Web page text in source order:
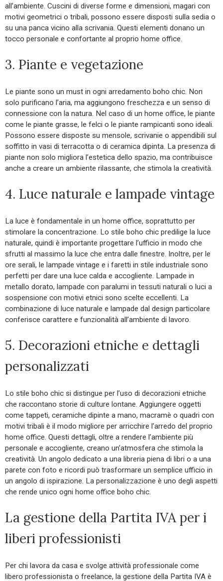
all’ambiente. Cuscini di diverse forme e dimensioni, magari con
motivi geometrici o tribali, possono essere disposti sulla sedia o
su una panca vicino alla scrivania. Questi elementi donano un
tocco personale e confortante al proprio home office.
3. Piante e vegetazione
Le piante sono un must in ogni arredamento boho chic. Non
solo purificano l’aria, ma aggiungono freschezza e un senso di
connessione con la natura. Nel caso di un home office, le piante
come le piante grasse, le felci o le piante rampicanti sono ideali.
Possono essere disposte su mensole, scrivanie o appendibili sul
soffitto in vasi di terracotta o di ceramica dipinta. La presenza di
piante non solo migliora l’estetica dello spazio, ma contribuisce
anche a creare un ambiente rilassante, che stimola la creatività.
4. Luce naturale e lampade vintage
La luce è fondamentale in un home office, soprattutto per
stimolare la concentrazione. Lo stile boho chic predilige la luce
naturale, quindi è importante progettare l’ufficio in modo che
sfrutti al massimo la luce che entra dalle finestre. Inoltre, per le
ore serali, le lampade vintage e i faretti in stile industriale sono
perfetti per dare una luce calda e accogliente. Lampade in
metallo dorato, lampade con paralumi in tessuti naturali o luci a
sospensione con motivi etnici sono scelte eccellenti. La
combinazione di luce naturale e lampade dal design particolare
conferisce carattere e funzionalità all’ambiente di lavoro.
5. Decorazioni etniche e dettagli
personalizzati
Lo stile boho chic si distingue per l’uso di decorazioni etniche
che raccontano storie di culture lontane. Aggiungere oggetti
come tappeti, ceramiche dipinte a mano, macramè o quadri con
motivi tribali è il modo migliore per arricchire l’arredo del proprio
home office. Questi dettagli, oltre a rendere l’ambiente più
personale e accogliente, creano un’atmosfera che stimola la
creatività. Un angolo dedicato a una libreria piena di libri o a una
parete con foto e ricordi può trasformare un semplice ufficio in
un angolo di ispirazione. La personalizzazione è uno degli aspetti
che rende unico ogni home office boho chic.
La gestione della Partita IVA per i
liberi professionisti
Per chi lavora da casa e svolge attività professionale come
libero professionista o freelance, la gestione della Partita IVA è